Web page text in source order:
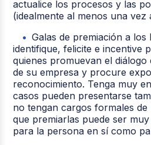
actualice los procesos y las
(idealmente al menos una vez
Galas de premiación a los
identifique, felicite e incentive
quienes promuevan el
de su empresa y procure
reconocimiento. Tenga muy
casos pueden presentarse
no tengan cargos formales
que premiarlas puede ser
para la persona en sí como